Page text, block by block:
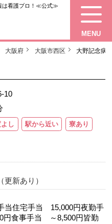
は看護プロ！≪公式≫
MENU
大阪府 大阪市西区 大野記念病
10
し 駅から近い 寮あり
更新あり）
当住宅手当 15,000円夜勤手
食事手当 ～8,500円皆勤